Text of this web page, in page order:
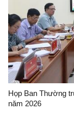
Họp Ban Thường
năm 2026